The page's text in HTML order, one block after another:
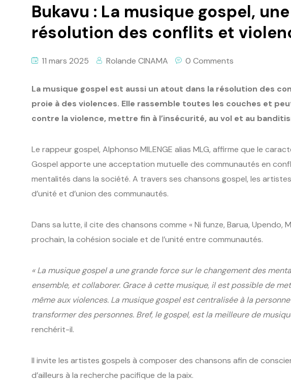
Bukavu : La musique gospel,
résolution des conflits et
11 mars 2025 Rolande CINAMA 0 Comments
La musique gospel est aussi un atout dans la résolution des
proie à des violences. Elle rassemble toutes les couches et
contre la violence, mettre fin à l’insécurité, au vol et au
Le rappeur gospel, Alphonso MILENGE alias MLG, affirme que le
Gospel apporte une acceptation mutuelle des communautés en
mentalités dans la société. A travers ses chansons gospel, les
d’unité et d’union des communautés.
Dans sa lutte, il cite des chansons comme « Ni funze, Barua, Upendo,
prochain, la cohésion sociale et de l’unité entre communautés.
« La musique gospel a une grande force sur le changement des
ensemble, et collaborer. Grace à cette musique, il est possible de
même aux violences. La musique gospel est centralisée à la
transformer des personnes. Bref, le gospel, est la meilleure de
renchérit-il.
Il invite les artistes gospels à composer des chansons afin de
d’ailleurs à la recherche pacifique de la paix.